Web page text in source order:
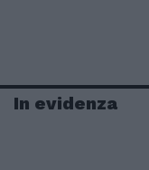
In evidenza